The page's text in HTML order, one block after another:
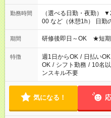
勤務時間
（選べる日勤・夜勤）
00 など（休憩1h） 日勤のお仕事もございます！お気軽にご相談
ください！
期間 研修後即日～OK ★短期
特徴 週1日からOK / 日払いOK
OK / シフト勤務 / 10名
ンスキル不要
気になる！